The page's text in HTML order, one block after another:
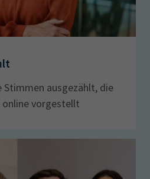
Stimmen ausgezählt, die
online vorgestellt